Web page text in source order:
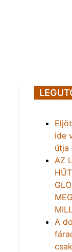
ide
útja
AZ
A